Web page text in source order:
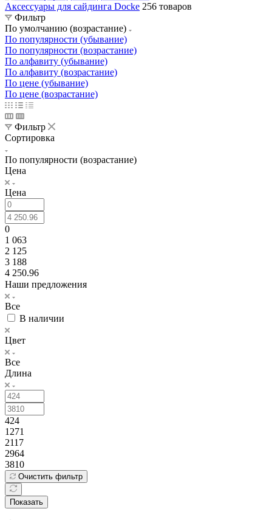
Аксессуары для сайдинга Docke 256 товаров
Фильтр
По умолчанию (возрастание)
По популярности (убывание)
По популярности (возрастание)
По алфавиту (убывание)
По алфавиту (возрастание)
По цене (убывание)
По цене (возрастание)
Фильтр
Сортировка
По популярности (возрастание)
Цена
Цена
0
1 063
2 125
3 188
4 250.96
Наши предложения
Все
В наличии
Цвет
Все
Длина
424
1271
2117
2964
3810
Очистить фильтр
Показать